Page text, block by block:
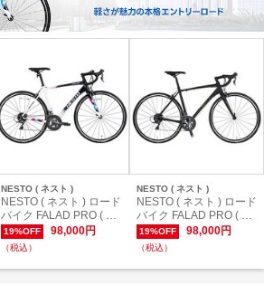
NESTO ( ネスト )
NESTO ( ネスト ) ロード
バイク FALAD PRO ( フ
ァラド プロ ) ミッドナイ
トブルー/アッシュホワ
イト 465 ( 身長目安170c
m前後 )
19%OFF 98,000円
（税込）
NESTO ( ネスト )
NESTO ( ネスト ) ロード
バイク FALAD PRO ( フ
ァラド プロ ) マットブラ
ック 430 ( 身長目安165c
m前後 )
19%OFF 98,000円
（税込）